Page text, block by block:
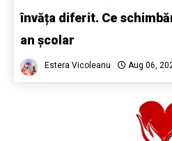
învăța diferit. Ce
an școlar
Estera Vicoleanu Aug 06,